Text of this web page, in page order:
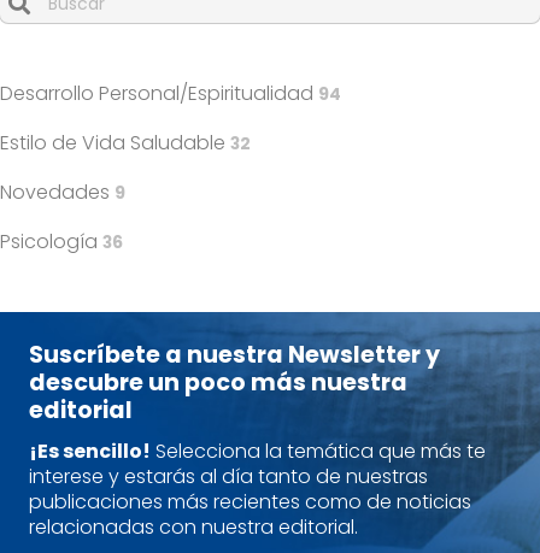
Desarrollo Personal/Espiritualidad 94
Estilo de Vida Saludable 32
Novedades 9
Psicología 36
Suscríbete a nuestra Newsletter y
descubre un poco más nuestra
editorial
¡Es sencillo! Selecciona la temática que más te
interese y estarás al día tanto de nuestras
publicaciones más recientes como de noticias
relacionadas con nuestra editorial.